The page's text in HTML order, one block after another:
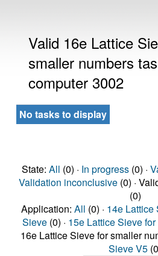
Valid 16e Lattice
smaller numbers
computer 3002
No tasks to display
State: All (0) · In progress(0) ·
Validation inconclusive(0) ·
(0)
Application: All (0) · 14e Lattice
Sieve (0) · 15e Lattice Sieve
16e Lattice Sieve for smaller
Sieve V5